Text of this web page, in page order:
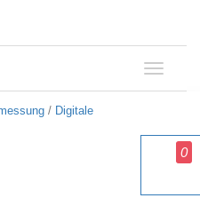
T
o
a
/ Digitale
0